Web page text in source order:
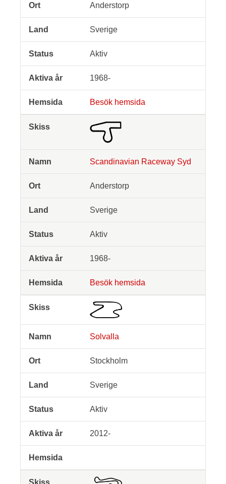
Anderstorp
Sverige
Aktiv
1968-
Besök hemsida
Scandinavian Raceway Syd
Anderstorp
Sverige
Aktiv
1968-
Besök hemsida
Solvalla
Stockholm
Sverige
Aktiv
2012-